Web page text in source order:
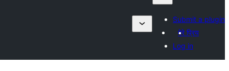
Submit a plugin
मेरे प्रिय
Log in